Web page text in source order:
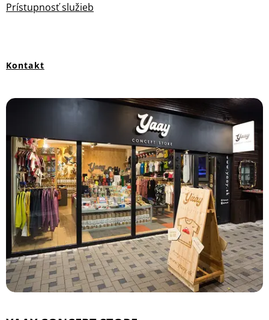
Prístupnosť služieb
Kontakt